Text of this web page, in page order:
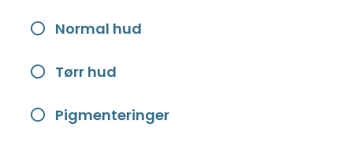
Normal hud
Tørr hud
Pigmenteringer